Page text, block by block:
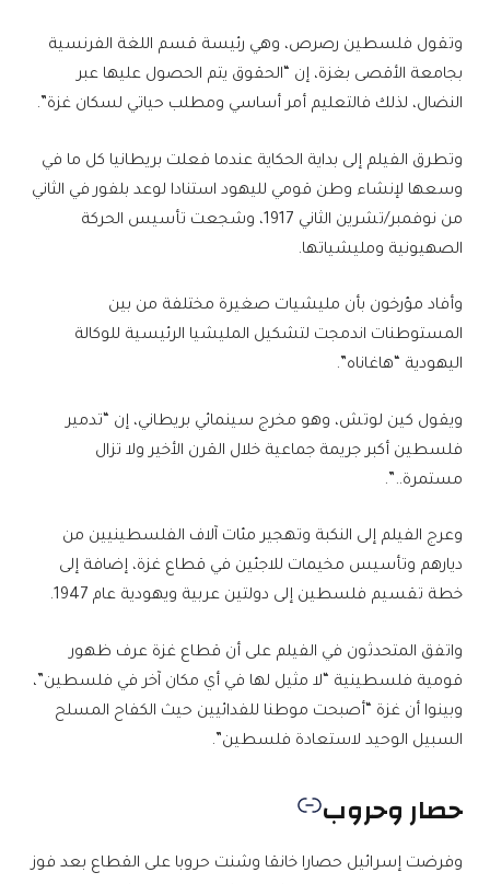
وتقول فلسطين رصرص، وهي رئيسة قسم اللغة الفرنسية
بجامعة الأقصى بغزة، إن “الحقوق يتم الحصول عليها عبر
النضال، لذلك فالتعليم أمر أساسي ومطلب حياتي لسكان غزة”.
وتطرق الفيلم إلى بداية الحكاية عندما فعلت بريطانيا كل ما في
وسعها لإنشاء وطن قومي لليهود استنادا لوعد بلفور في الثاني
من نوفمبر/تشرين الثاني 1917، وشجعت تأسيس الحركة
الصهيونية ومليشياتها.
وأفاد مؤرخون بأن مليشيات صغيرة مختلفة من بين
المستوطنات اندمجت لتشكيل المليشيا الرئيسية للوكالة
اليهودية “هاغاناه”.
ويقول كين لوتش، وهو مخرج سينمائي بريطاني، إن “تدمير
فلسطين أكبر جريمة جماعية خلال القرن الأخير ولا تزال
مستمرة..”.
وعرج الفيلم إلى النكبة وتهجير مئات آلاف الفلسطينيين من
ديارهم وتأسيس مخيمات للاجئين في قطاع غزة، إضافة إلى
خطة تقسيم فلسطين إلى دولتين عربية ويهودية عام 1947.
واتفق المتحدثون في الفيلم على أن قطاع غزة عرف ظهور
قومية فلسطينية “لا مثيل لها في أي مكان آخر في فلسطين”،
وبينوا أن غزة “أصبحت موطنا للفدائيين حيث الكفاح المسلح
السبيل الوحيد لاستعادة فلسطين”.
حصار وحروب
وفرضت إسرائيل حصارا خانقا وشنت حروبا على القطاع بعد فوز